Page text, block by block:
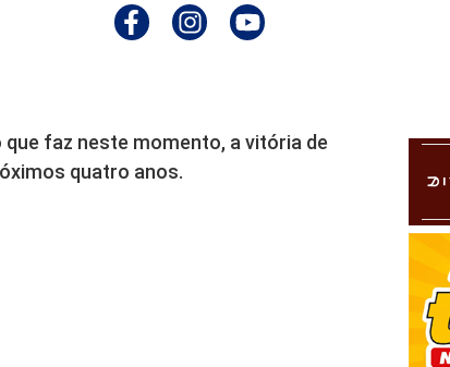
faz neste momento, a vitória de
quatro anos.